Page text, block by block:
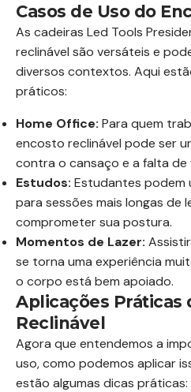
Casos de Uso do
As cadeiras Led Tools
reclinável são versáteis e
diversos contextos. Aqui
práticos:
Home Office: Para quem
encosto reclinável pode ser
contra o cansaço e a falta de
Estudos: Estudantes podem
para sessões mais longas de
comprometer sua postura.
Momentos de Lazer:
se torna uma experiência
o corpo está bem apoiado.
Aplicações Práticas
Reclinável
Agora que entendemos a
uso, como podemos aplicar
estão algumas dicas práticas: